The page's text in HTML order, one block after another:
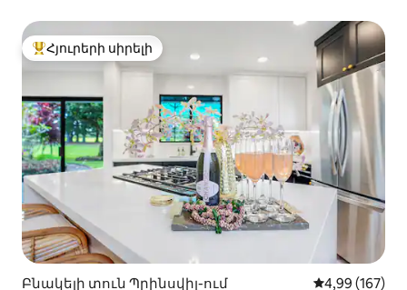
Հյուրերի սիրելի լավագույն տները
Հյուրերի սիրելի
Բնակելի տուն Պրինսվիլ-ում Միջին
4,99 (167)